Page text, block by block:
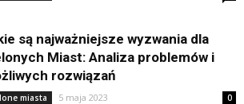
są najważniejsze wyzwania dla
Miast: Analiza problemów i
rozwiązań
miasta 5 maja 2023 0